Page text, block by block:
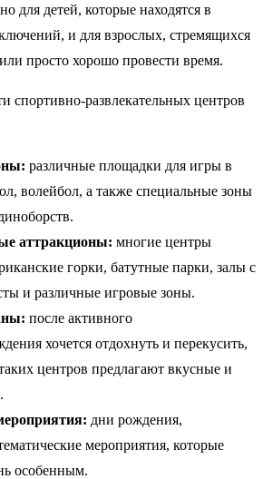
для детей, которые находятся в
и для взрослых, стремящихся
просто хорошо провести время.
спортивно-развлекательных центров
различные площадки для игры в
волейбол, а также специальные зоны
аттракционы: многие центры
горки, батутные парки, залы с
и различные игровые зоны.
после активного
хочется отдохнуть и перекусить,
центров предлагают вкусные и
дни рождения,
мероприятия, которые
особенным.